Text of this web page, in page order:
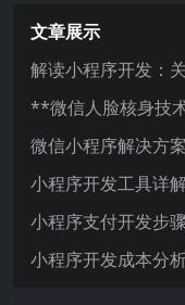
文章展示
解读小程序开发：
**微信人脸核身技
微信小程序解决方
小程序开发工具详
小程序支付开发步
小程序开发成本分